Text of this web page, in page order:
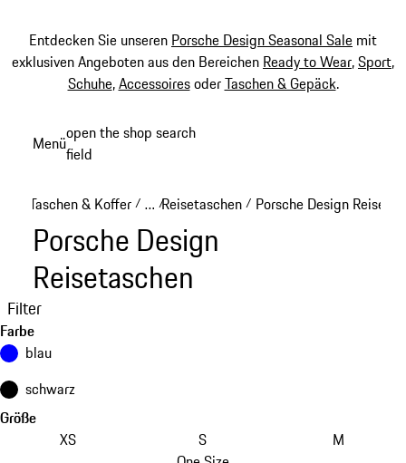
Entdecken Sie unseren Porsche Design Seasonal Sale mit
exklusiven Angeboten aus den Bereichen Ready to Wear,Sport,
Schuhe,AccessoiresoderTaschen & Gepäck.
Hauptinhalt
Menüopen the shop search
field
Taschen & Koffer / …
Reveal collapsed breadcrumb items
/Reisetaschen / Porsche Design
Porsche Design
Reisetaschen
Filter
Farbe
blau
schwarz
Größe
XS
S
M